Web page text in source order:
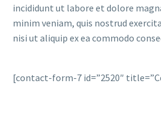
incididunt ut labore et dolore
minim veniam, quis nostrud
nisi ut aliquip ex ea commodo
[contact-form-7 id=”2520″